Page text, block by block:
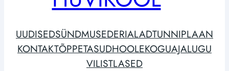
UUDISEDSÜNDMUSEDERIALADTUNNIPLAAN
KONTAKTÕPPETASUDHOOLEKOGUAJALUGU
VILISTLASED